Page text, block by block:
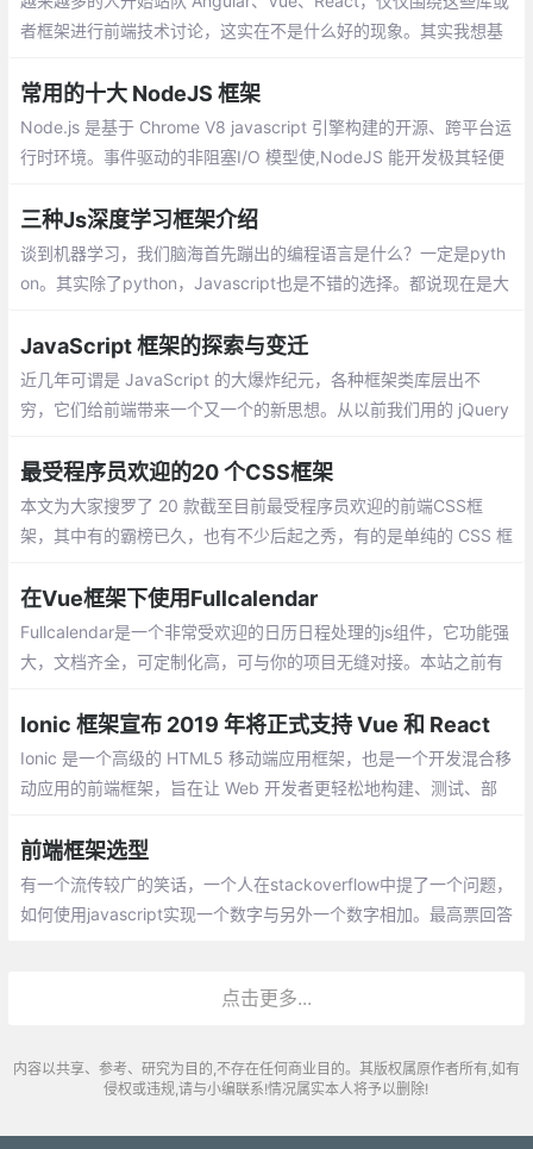
者框架进行前端技术讨论，这实在不是什么好的现象。其实我想基
量，消除一些我个人认为的前端社区不太好的风气。
常用的十大 NodeJS 框架
Node.js 是基于 Chrome V8 javascript 引擎构建的开源、跨平台运
行时环境。事件驱动的非阻塞I/O 模型使,NodeJS 能开发极其轻便
三种Js深度学习框架介绍
谈到机器学习，我们脑海首先蹦出的编程语言是什么？一定是pyth
on。其实除了python，Javascript也是不错的选择。都说现在是大
JavaScript 框架的探索与变迁
近几年可谓是 JavaScript 的大爆炸纪元，各种框架类库层出不
穷，它们给前端带来一个又一个的新思想。从以前我们用的 jQuery
Ember.js、AngularJS 数据绑定的理念，再到现在的 React、Vue
虚拟 DOM 的思想。
最受程序员欢迎的20 个CSS框架
本文为大家搜罗了 20 款截至目前最受程序员欢迎的前端CSS框
架，其中有的霸榜已久，也有不少后起之秀，有的是单纯的 CSS 框
在Vue框架下使用Fullcalendar
Fullcalendar是一个非常受欢迎的日历日程处理的js组件，它功能强
大，文档齐全，可定制化高，可与你的项目无缝对接。本站之前有
在Vue框架下使用Fullcalendar。
Ionic 框架宣布 2019 年将正式支持 Vue 和 React
Ionic 是一个高级的 HTML5 移动端应用框架，也是一个开发混合移
动应用的前端框架，旨在让 Web 开发者更轻松地构建、测试、部
ue 和 React 。
前端框架选型
有一个流传较广的笑话，一个人在stackoverflow中提了一个问题，
如何使用javascript实现一个数字与另外一个数字相加。最高票回答
同的应用场景，杀鸡不要用牛刀点击更多...
内容以共享、参考、研究为目的,不存在任何商业目的。其版权属原作者所有,如有
侵权或违规,请与小编联系!情况属实本人将予以删除!